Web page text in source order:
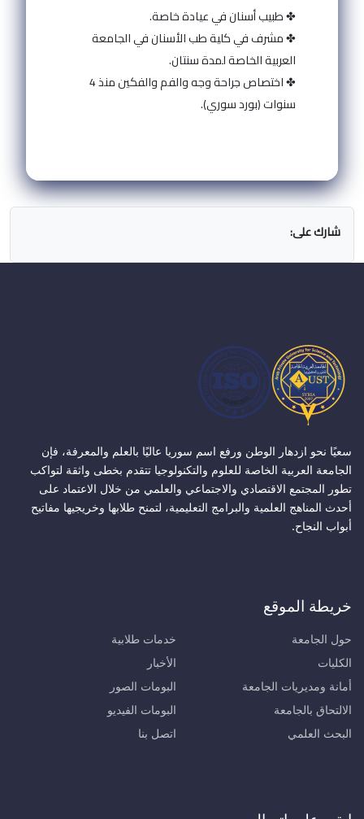
✤ طبيب أسنان في عيادة خاصة.
✤ مشرف في كلية طب الأسنان في الجامعة
العربية الخاصة لمدة سنتان.
✤ اختصاص جراحة وجه والفم والفكين منذ 4
سنوات (بورد سوري).
شارك على:
سعيًا نحو ازدهار الوطن ورفع اسم سوريا عاليًا بالعلم والمعرفة، فإن
الجامعة العربية الخاصة للعلوم والتكنولوجيا تتقدم بخطى واثقة لتواكب
تطور المجتمع الاقتصادي والاجتماعي والعلمي من خلال الاعتماد على
أحدث المناهج العلمية والبرامج التعليمية، لتمنح طلابها وخريجيها مفاتيح
أبواب النجاح.
خريطة الموقع
حول الجامعة
الكليات
أمانة ومديريات الجامعة
الالتحاق بالجامعة
البحث العلمي
خدمات طلابية
الأخبار
البومات الصور
البومات الفيديو
اتصل بنا